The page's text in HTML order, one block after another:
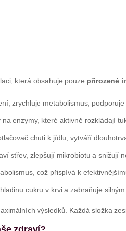
která obsahuje pouze přirozené
zrychluje metabolismus,
na enzymy, které aktivně rozkládají
chuti k jídlu, vytváří
střev, zlepšují mikrobiotu a snižují
což přispívá k
cukru v krvi a zabraňuje
výsledků. Každá složka